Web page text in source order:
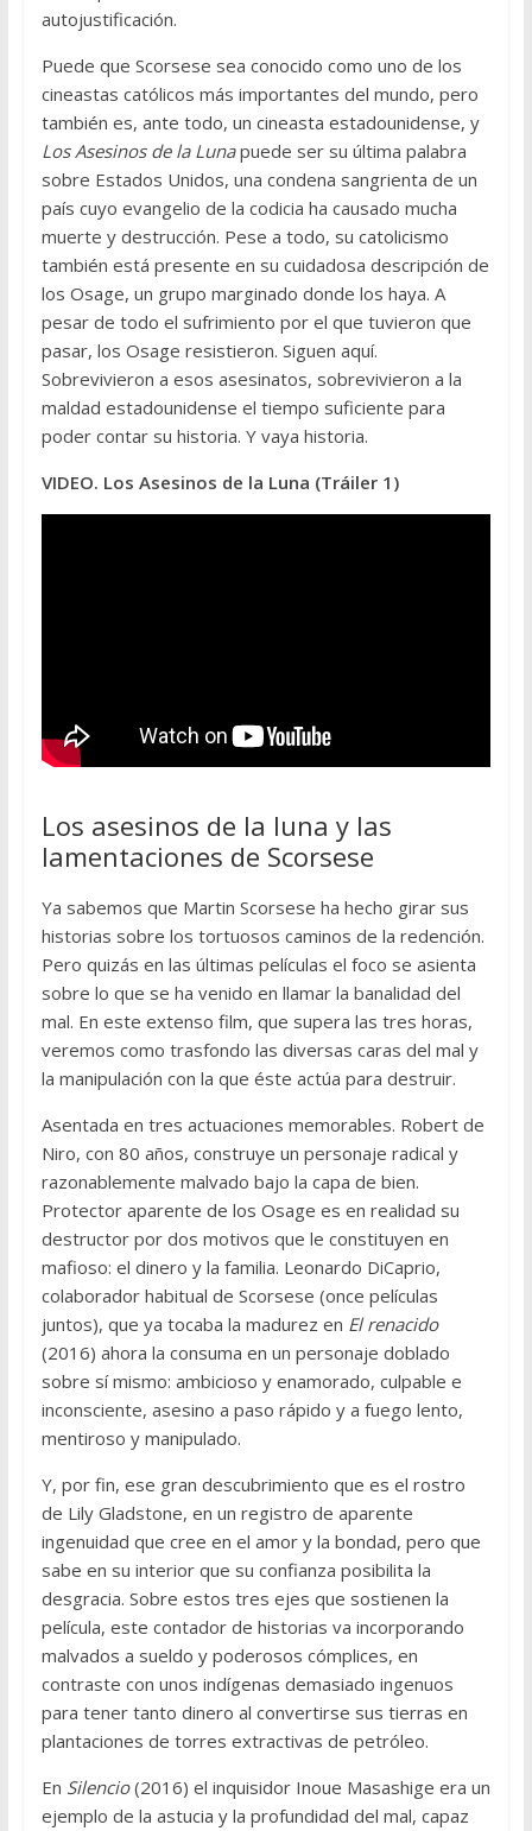
autojustificación.
Puede que Scorsese sea conocido como uno de los
cineastas católicos más importantes del mundo, pero
también es, ante todo, un cineasta estadounidense, y
Los Asesinos de la Lunapuede ser su última palabra
sobre Estados Unidos, una condena sangrienta de un
país cuyo evangelio de la codicia ha causado mucha
muerte y destrucción. Pese a todo, su catolicismo
también está presente en su cuidadosa descripción de
los Osage, un grupo marginado donde los haya. A
pesar de todo el sufrimiento por el que tuvieron que
pasar, los Osage resistieron. Siguen aquí.
Sobrevivieron a esos asesinatos, sobrevivieron a la
maldad estadounidense el tiempo suficiente para
poder contar su historia. Y vaya historia.
VIDEO. Los Asesinos de la Luna (Tráiler 1)
Los asesinos de la luna y las
lamentaciones de Scorsese
Ya sabemos que Martin Scorsese ha hecho girar sus
historias sobre los tortuosos caminos de la redención.
Pero quizás en las últimas películas el foco se asienta
sobre lo que se ha venido en llamar la banalidad del
mal. En este extenso film, que supera las tres horas,
veremos como trasfondo las diversas caras del mal y
la manipulación con la que éste actúa para destruir.
Asentada en tres actuaciones memorables. Robert de
Niro, con 80 años, construye un personaje radical y
razonablemente malvado bajo la capa de bien.
Protector aparente de los Osage es en realidad su
destructor por dos motivos que le constituyen en
mafioso: el dinero y la familia. Leonardo DiCaprio,
colaborador habitual de Scorsese (once películas
juntos), que ya tocaba la madurez en El renacido
(2016) ahora la consuma en un personaje doblado
sobre sí mismo: ambicioso y enamorado, culpable e
inconsciente, asesino a paso rápido y a fuego lento,
mentiroso y manipulado.
Y, por fin, ese gran descubrimiento que es el rostro
de Lily Gladstone, en un registro de aparente
ingenuidad que cree en el amor y la bondad, pero que
sabe en su interior que su confianza posibilita la
desgracia. Sobre estos tres ejes que sostienen la
película, este contador de historias va incorporando
malvados a sueldo y poderosos cómplices, en
contraste con unos indígenas demasiado ingenuos
para tener tanto dinero al convertirse sus tierras en
plantaciones de torres extractivas de petróleo.
En Silencio(2016) el inquisidor Inoue Masashige era un
ejemplo de la astucia y la profundidad del mal, capaz